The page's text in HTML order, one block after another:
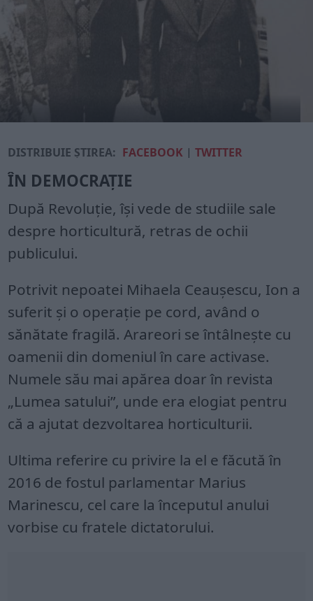
DISTRIBUIE ȘTIREA: FACEBOOK |TWITTER
ÎN DEMOCRAȚIE
După Revoluţie, îşi vede de studiile sale
despre horticultură, retras de ochii
publicului.
Potrivit nepoatei Mihaela Ceauşescu, Ion a
suferit şi o operaţie pe cord, având o
sănătate fragilă. Arareori se întâlneşte cu
oamenii din domeniul în care activase.
Numele său mai apărea doar în revista
„Lumea satului”, unde era elogiat pentru
că a ajutat dezvoltarea horticulturii.
Ultima referire cu privire la el e făcută în
2016 de fostul parlamentar Marius
Marinescu, cel care la începutul anului
vorbise cu fratele dictatorului.